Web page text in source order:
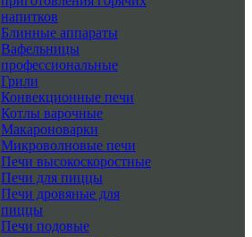
напитков
Блинные аппараты
Вафельницы
профессиональные
Грили
Конвекционные печи
Котлы варочные
Макароноварки
Микроволновые печи
Печи высокоскоростные
Печи для пиццы
Печи дровяные для
пиццы
Печи подовые